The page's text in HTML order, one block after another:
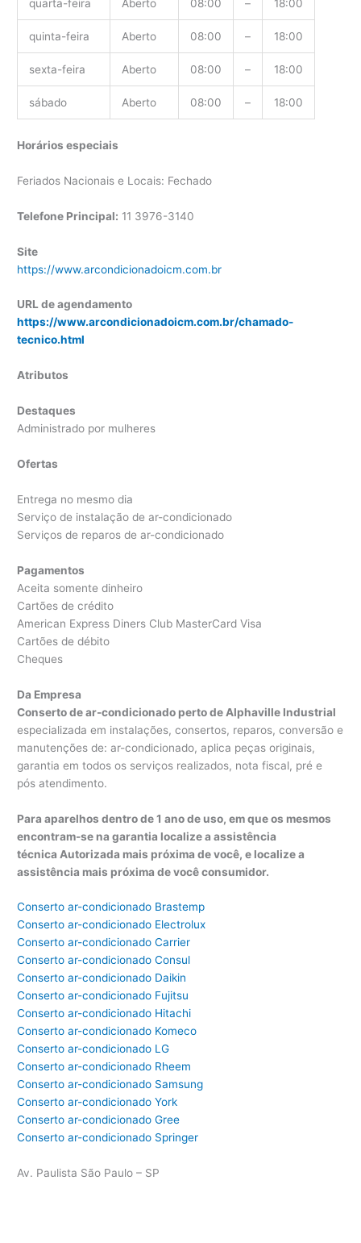
quarta-feira Aberto 08:00 – 18:00
quinta-feira Aberto 08:00 – 18:00
sexta-feira Aberto 08:00 – 18:00
sábado Aberto 08:00 – 18:00
Horários especiais
Feriados Nacionais e Locais: Fechado
Telefone Principal: 11 3976-3140
Site
https://www.arcondicionadoicm.com.br
URL de agendamento
https://www.arcondicionadoicm.com.br/chamado-
tecnico.html
Atributos
Destaques
Administrado por mulheres
Ofertas
Entrega no mesmo dia
Serviço de instalação de ar-condicionado
Serviços de reparos de ar-condicionado
Pagamentos
Aceita somente dinheiro
Cartões de crédito
American Express Diners Club MasterCard Visa
Cartões de débito
Cheques
Da Empresa
Conserto de ar-condicionado perto de Alphaville Industrial
especializada em instalações, consertos, reparos, conversão e
manutenções de: ar-condicionado, aplica peças originais,
garantia em todos os serviços realizados, nota fiscal, pré e
pós atendimento.
Para aparelhos dentro de 1 ano de uso, em que os mesmos
encontram-se na garantia localize a assistência
técnica Autorizada mais próxima de você, e localize a
assistência mais próxima de você consumidor.
Conserto ar-condicionado Brastemp
Conserto ar-condicionado Electrolux
Conserto ar-condicionado Carrier
Conserto ar-condicionado Consul
Conserto ar-condicionado Daikin
Conserto ar-condicionado Fujitsu
Conserto ar-condicionado Hitachi
Conserto ar-condicionado Komeco
Conserto ar-condicionado LG
Conserto ar-condicionado Rheem
Conserto ar-condicionado Samsung
Conserto ar-condicionado York
Conserto ar-condicionado Gree
Conserto ar-condicionado Springer
Av. Paulista São Paulo – SP